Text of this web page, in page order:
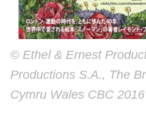
© Ethel & Ernest
Productions S.A., The
Cymru Wales CBC 2016